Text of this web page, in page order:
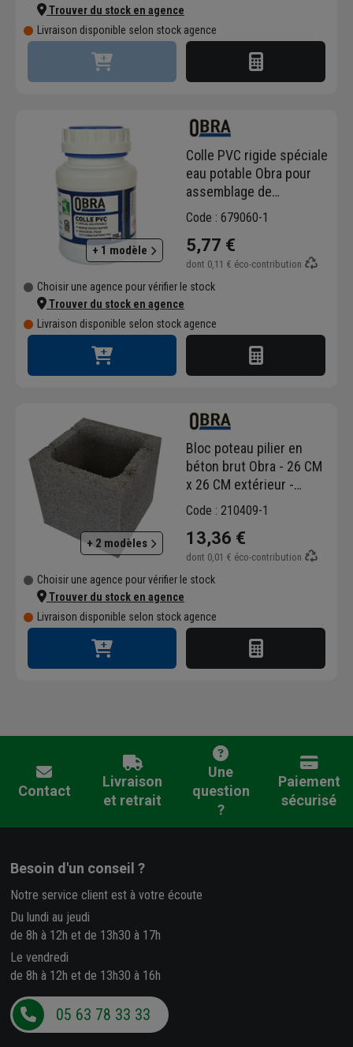
Trouver du stock en agence
Livraison disponible selon stock agence
+ 1 modèle
Colle PVC rigide spéciale
eau potable Obra pour
assemblage de
canalisation et raccord -
pot de 250 MLT
Code : 679060-1
5,77 €
dont 0,11 € éco-contribution
Choisir une agence pour vérifier le stock
Trouver du stock en agence
Livraison disponible selon stock agence
+ 2 modèles
Bloc poteau pilier en
béton brut Obra - 26 CM
x 26 CM extérieur -
hauteur 25 CM
Code : 210409-1
13,36 €
dont 0,01 € éco-contribution
Choisir une agence pour vérifier le stock
Trouver du stock en agence
Livraison disponible selon stock agence
Contact
Livraison
et retrait
Une
question
?
Paiement
sécurisé
Besoin d'un conseil ?
Notre service client est à votre écoute
Du lundi au jeudi
de 8h à 12h et de 13h30 à 17h
Le vendredi
de 8h à 12h et de 13h30 à 16h
05 63 78 33 33